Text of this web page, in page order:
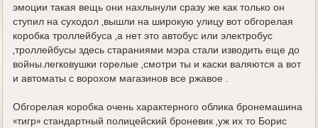
эмоции такая вещь они нахлынули сразу же как только он
ступил на суходол ,вышли на широкую улицу вот обгорелая
коробка троллейбуса ,а нет это автобус или электробус
,троллейбусы здесь стараниями мэра стали изводить еще до
войны.легковушки горелые ,смотри ты и каски валяются а вот
и автоматы с ворохом магазинов все ржавое .
Обгорелая коробка очень характерного облика бронемашина
«тигр» стандартный полицейский броневик ,уж их то Борис